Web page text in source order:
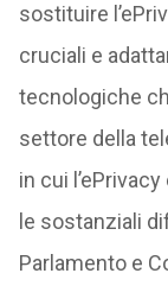
sostituire
cruciali e
tecnologiche
settore della
in cui
le sostanziali
Parlamento e